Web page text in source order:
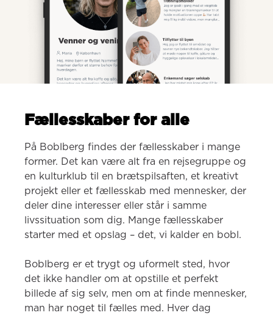
Fællesskaber for alle
På Boblberg findes der fællesskaber i mange
former. Det kan være alt fra en rejsegruppe og
en kulturklub til en brætspilsaften, et kreativt
projekt eller et fællesskab med mennesker, der
deler dine interesser eller står i samme
livssituation som dig. Mange fællesskaber
starter med et opslag – det, vi kalder en bobl.
Boblberg er et trygt og uformelt sted, hvor
det ikke handler om at opstille et perfekt
billede af sig selv, men om at finde mennesker,
man har noget til fælles med. Hver dag